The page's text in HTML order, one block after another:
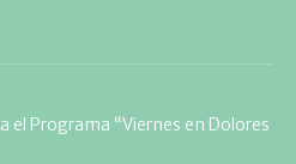
el Programa “Viernes en Dolores